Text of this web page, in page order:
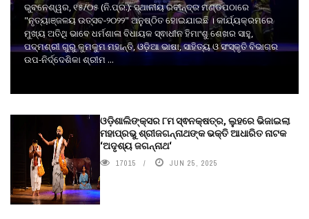
ଭୁବନେଶ୍ୱର, ୧୫/୦୫ (ନି.ପ୍ର.): ସ୍ଥାନୀୟ ରବୀନ୍ଦ୍ର ମଣ୍ଡପଠାରେ
"ନୃତ୍ୟାଞ୍ଜଳୟ ଉତ୍ସବ-୨୦୨୨" ଅନୁଷ୍ଠିତ ହୋଇଯାଇଛି । କାର୍ଯ୍ୟକ୍ରମରେ
ମୁଖ୍ୟ ଅତିଥି ଭାବେ ଧର୍ମଶାଳା ବିଧାୟକ ସ୍ଵାଧୀନ ହିମାଂଶୁ ଶେଖର ସାହୁ,
ପଦ୍ମଶ୍ରୀ ଗୁରୁ କୁମକୁମ ମହାନ୍ତି, ଓଡ଼ିଆ ଭାଷା, ସାହିତ୍ୟ ଓ ସଂସ୍କୃତି ବିଭାଗର
ଉପ-ନିର୍ଦ୍ଦେଶିକା ଶ୍ରୀମ ...
ଓଡ଼ିଶାଲିଙ୍କ୍ସର ୮ମ ସ୍ଵନକ୍ଷତ୍ର, ଲୁହରେ ଭିଜାଇଲା
ମହାପ୍ରଭୁ ଶ୍ରୀଜଗନ୍ନାଥଙ୍କ ଭକ୍ତି ଆଧାରିତ ନାଟକ
‘ଅଦୃଶ୍ୟ ଜଗନ୍ନାଥ‘
17015 JUN 25, 2025